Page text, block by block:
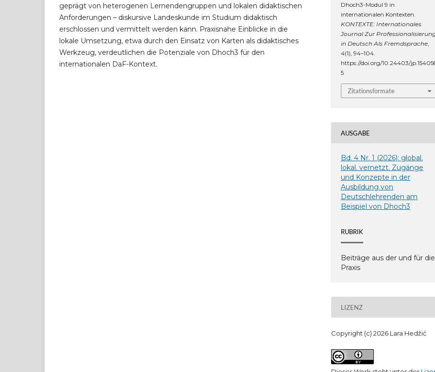
geprägt von heterogenen Lernendengruppen und lokalen didaktischen
Anforderungen – diskursive Landeskunde im Studium didaktisch
erschlossen und vermittelt werden kann. Praxisnahe Einblicke in die
lokale Umsetzung, etwa durch den Einsatz von Karten als didaktisches
Werkzeug, verdeutlichen die Potenziale von Dhoch3 für den
internationalen DaF-Kontext.
Dhoch3-Modul 9 in
internationalen Kontexten.
KONTEXTE: Internationales
Journal Zur
in Deutsch Als Fremdsprache,
4(1), 94–104.
https://doi.org/10.24403/
5
Zitationsformate
AUSGABE
Bd. 4 Nr. 1 (2026): global.
lokal. vernetzt. Zugänge
und Konzepte in der
Ausbildung von
Deutschlehrenden am
Beispiel von Dhoch3
RUBRIK
Beiträge aus der und für die
Praxis
LIZENZ
Copyright (c) 2026 Lara Hedžić